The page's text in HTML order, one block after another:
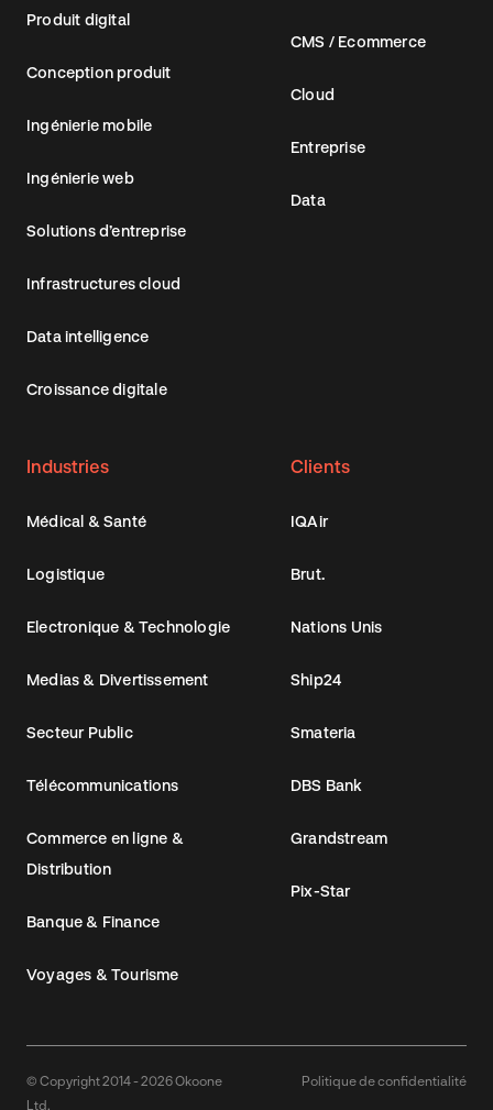
Produit digital
Conception produit
Ingénierie mobile
Ingénierie web
Solutions d’entreprise
Infrastructures cloud
Data intelligence
Croissance digitale
CMS / Ecommerce
Cloud
Entreprise
Data
Industries
Médical & Santé
Logistique
Electronique & Technologie
Medias & Divertissement
Secteur Public
Télécommunications
Commerce en ligne &
Distribution
Banque & Finance
Voyages & Tourisme
Clients
IQAir
Brut.
Nations Unis
Ship24
Smateria
DBS Bank
Grandstream
Pix-Star
© Copyright 2014 - 2026 Okoone
Ltd.
Politique de confidentialité